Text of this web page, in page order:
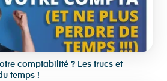
comptabilité ? Les trucs et
temps !